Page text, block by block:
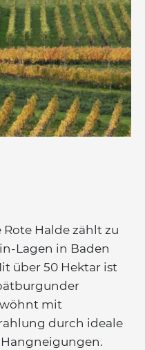
Halde zählt zu
Lagen in Baden
über 50 Hektar ist
mit
durch ideale